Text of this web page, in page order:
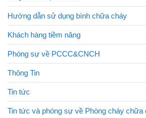
Hướng dẫn sử dụng bình chữa cháy
Khách hàng tiềm năng
Phóng sự về PCCC&CNCH
Thông Tin
Tin tức
Tin tức và phóng sự về Phòng cháy chữa